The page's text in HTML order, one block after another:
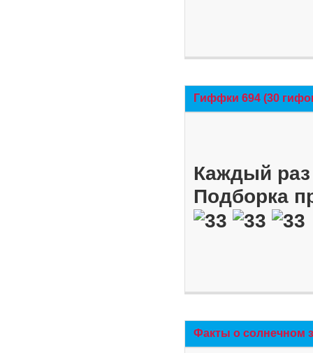
Гиффки 694 (30
Каждый
Подборка
Факты о солнечном